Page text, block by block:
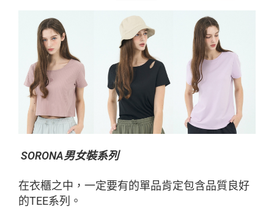
SORONA男女裝系列
在衣櫃之中，一定要有的單品肯定包含品質良好
的TEE系列。